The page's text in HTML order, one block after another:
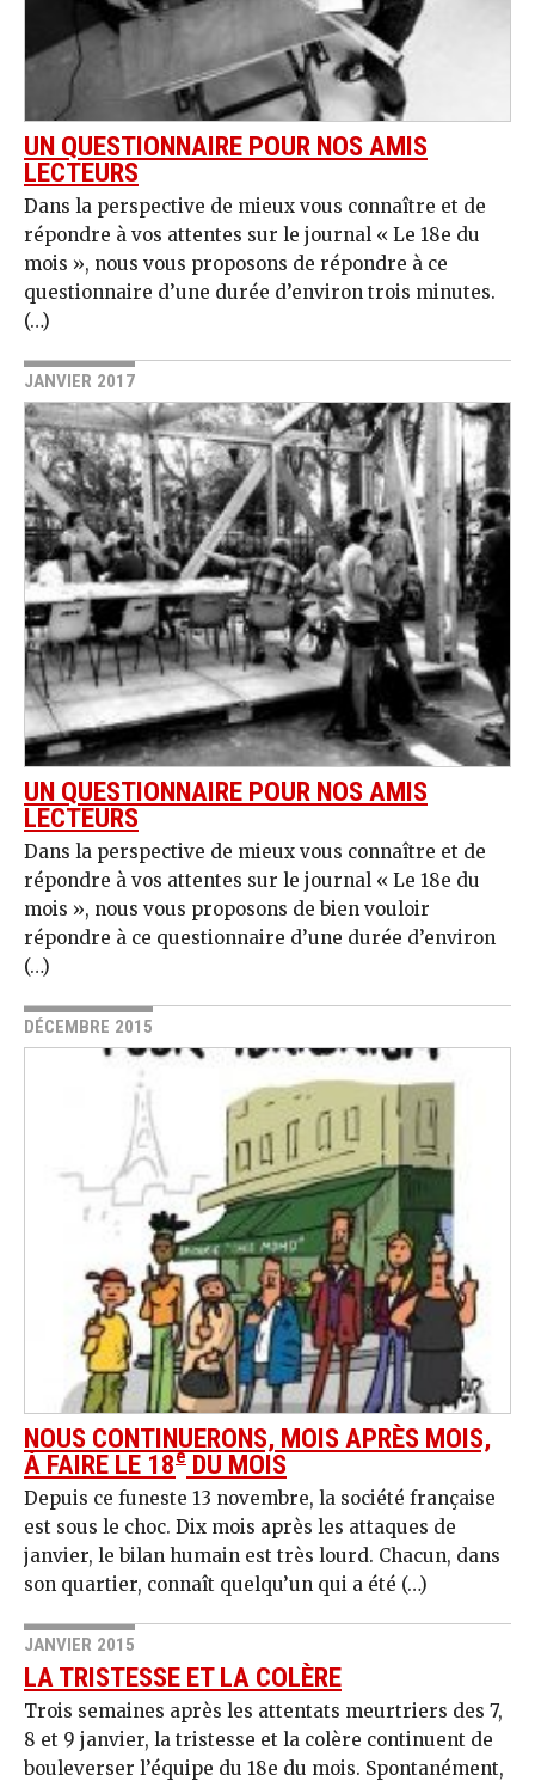
UN QUESTIONNAIRE POUR NOS AMIS
LECTEURS
Dans la perspective de mieux vous connaître et de
répondre à vos attentes sur le journal « Le 18e du
mois », nous vous proposons de répondre à ce
questionnaire d’une durée d’environ trois minutes.
(…)
JANVIER 2017
UN QUESTIONNAIRE POUR NOS AMIS
LECTEURS
Dans la perspective de mieux vous connaître et de
répondre à vos attentes sur le journal « Le 18e du
mois », nous vous proposons de bien vouloir
répondre à ce questionnaire d’une durée d’environ
(…)
DÉCEMBRE 2015
NOUS CONTINUERONS, MOIS APRÈS MOIS,
À FAIRE LE 18e DU MOIS
Depuis ce funeste 13 novembre, la société française
est sous le choc. Dix mois après les attaques de
janvier, le bilan humain est très lourd. Chacun, dans
son quartier, connaît quelqu’un qui a été (…)
JANVIER 2015
LA TRISTESSE ET LA COLÈRE
Trois semaines après les attentats meurtriers des 7,
8 et 9 janvier, la tristesse et la colère continuent de
bouleverser l’équipe du 18e du mois. Spontanément,